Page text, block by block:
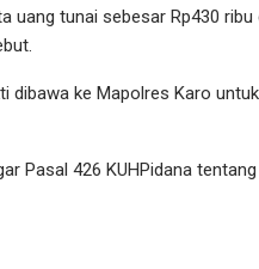
tunai sebesar Rp430 ribu
dibawa ke Mapolres Karo
Pasal 426 KUHPidana